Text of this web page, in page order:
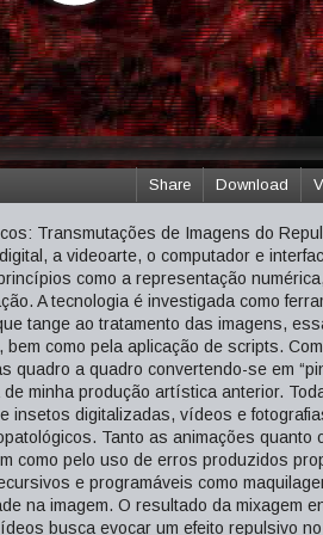
Download
Share
Transmutações de Imagens do
a videoarte, o computador e
como a representação
A tecnologia é investigada como
tange ao tratamento das imagens,
como pela aplicação de scripts.
quadro a quadro convertendo-se em
minha produção artística anterior.
insetos digitalizadas, vídeos e
Tanto as animações quanto
como pelo uso de erros produzidos
e programáveis como
na imagem. O resultado da mixagem
busca evocar um efeito repulsivo